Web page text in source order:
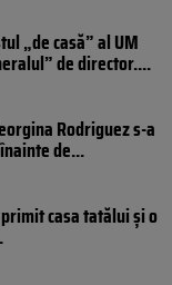
„de casă” al UM
de director....
Rodriguez s-a
de...
casa tatălui și o